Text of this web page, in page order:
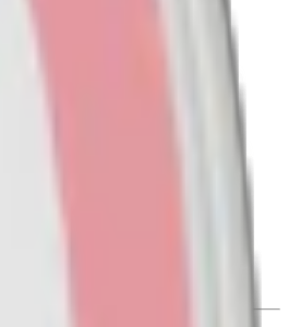
(E202, kaliumsorbat).